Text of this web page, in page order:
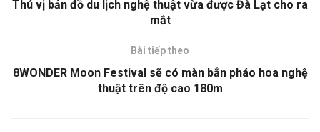
Thú vị bản đồ du lịch nghệ thuật vừa được Đà Lạt cho ra
mắt
Bài tiếp theo
8WONDER Moon Festival sẽ có màn bắn pháo hoa nghệ
thuật trên độ cao 180m